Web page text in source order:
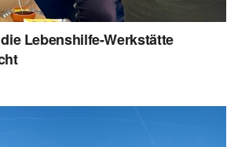
Lebenshilfe-Werkstätte